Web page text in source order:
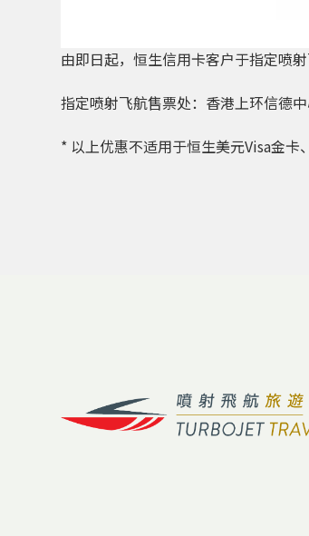
由即日起，恒生信用卡客户于指定喷
指定喷射飞航售票处：香港上环信德
* 以上优惠不适用于恒生美元Visa金